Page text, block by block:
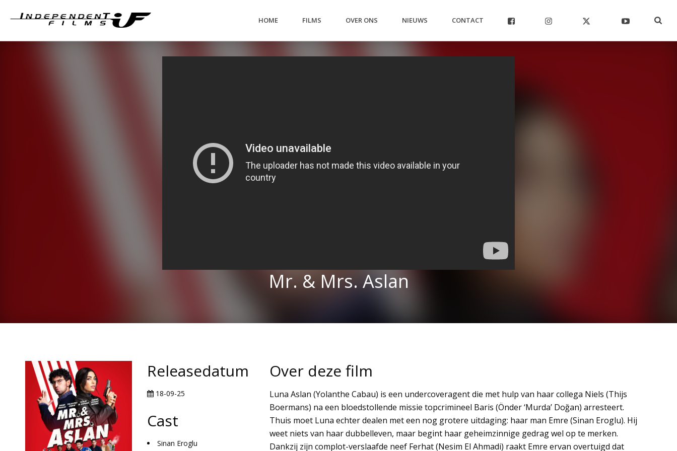
HOME FILMS OVER ONS NIEUWS CONTACT
Mr. & Mrs. Aslan
Releasedatum
18-09-25
Cast
Sinan Eroglu
Over deze film
Luna Aslan (Yolanthe Cabau) is een undercoveragent die met hulp van haar collega Niels (Thijs
Boermans) na een bloedstollende missie topcrimineel Baris (Önder ‘Murda’ Doğan) arresteert.
Thuis moet Luna echter dealen met een nog grotere uitdaging: haar man Emre (Sinan Eroglu). Hij
weet niets van haar dubbelleven, maar begint haar geheimzinnige gedrag wel op te merken.
Dankzij zijn complot-verslaafde neef Ferhat (Nesim El Ahmadi) raakt Emre ervan overtuigd dat